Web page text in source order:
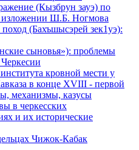
(Кызбрун зауэ) по
изложении Ш.Б. Ногмова
(Бахъшысэрей зек1уэ):
сыновья»): проблемы
кровной мести у
в конце XVIII - первой
механизмы, казусы
в черкесских
и их исторические
Чижок-Кабак